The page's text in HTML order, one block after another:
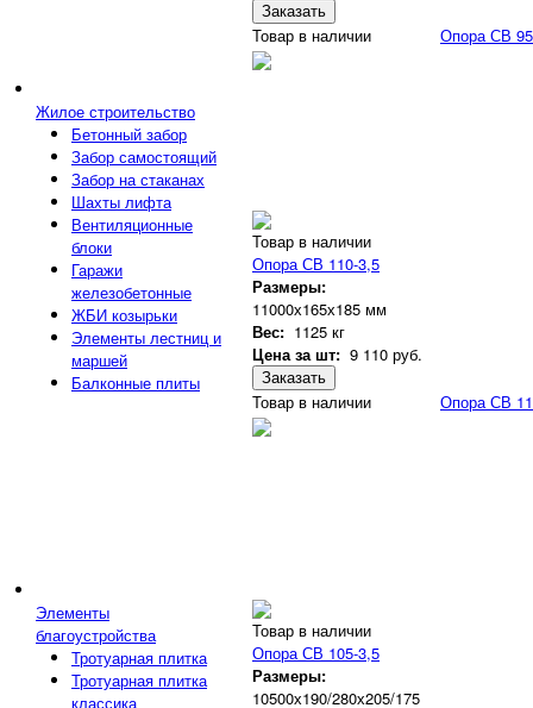
Жилое строительство
Бетонный забор
Забор самостоящий
Забор на стаканах
Шахты лифта
Вентиляционные
блоки
Гаражи
железобетонные
ЖБИ козырьки
Элементы лестниц и
маршей
Балконные плиты
Элементы
благоустройства
Тротуарная плитка
Тротуарная плитка
классика
Заказать
Товар в наличии Опора СВ
Товар в наличии
Опора СВ 110-3,5
Размеры:
11000х165х185 мм
Вес: 1125 кг
Цена за шт: 9 110 руб.
Заказать
Товар в наличии Опора СВ
Товар в наличии
Опора СВ 105-3,5
Размеры:
10500х190/280х205/175